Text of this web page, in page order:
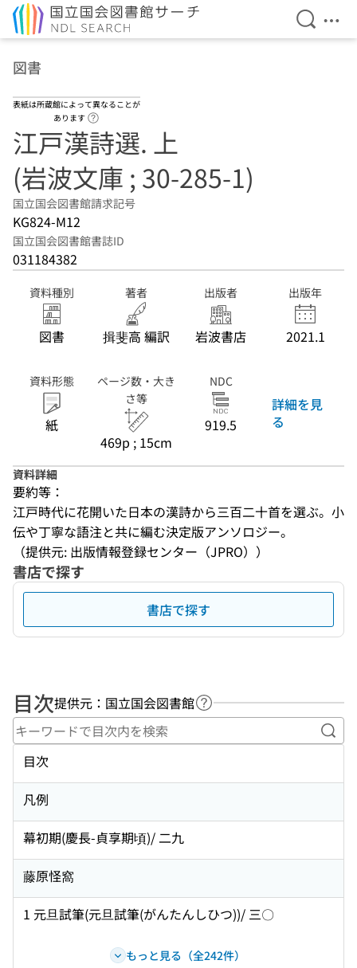
検索を
メ
図書
表紙は所蔵館によって異なることが
あります
江戸漢詩選. 上
(岩波文庫 ; 30-285-1)
国立国会図書館請求記号
KG824-M12
国立国会図書館書誌ID
031184382
資料種別
図書
著者
揖斐高 編訳
出版者
岩波書店
出版年
2021.1
資料形態
紙
ページ数・大き
さ等
469p ; 15cm
NDC
919.5
詳細を見
る
資料詳細
要約等：
江戸時代に花開いた日本の漢詩から三百二十首を選ぶ。小
伝や丁寧な語注と共に編む決定版アンソロジー。
（提供元: 出版情報登録センター（JPRO））
書店で探す
書店で探す
目次提供元：国立国会図書館 ヘルプページへのリンク
キ
目次
凡例
幕初期(慶長-貞享期頃)/ 二九
藤原怪窩
1 元旦試筆(元旦試筆(がんたんしひつ))/ 三〇
もっと見る（全242件）